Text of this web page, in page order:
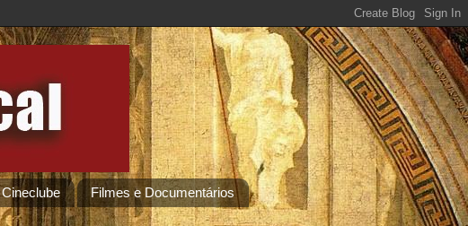
Cineclube
Filmes e Documentários